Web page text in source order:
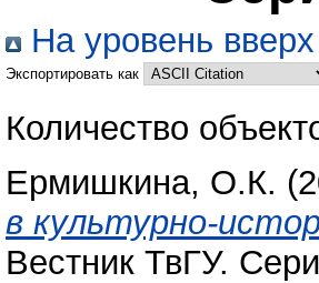
На уровень вверх
Экспортировать как
Количество
Ермишкина, О.К.
в культурно-
Вестник ТвГУ.